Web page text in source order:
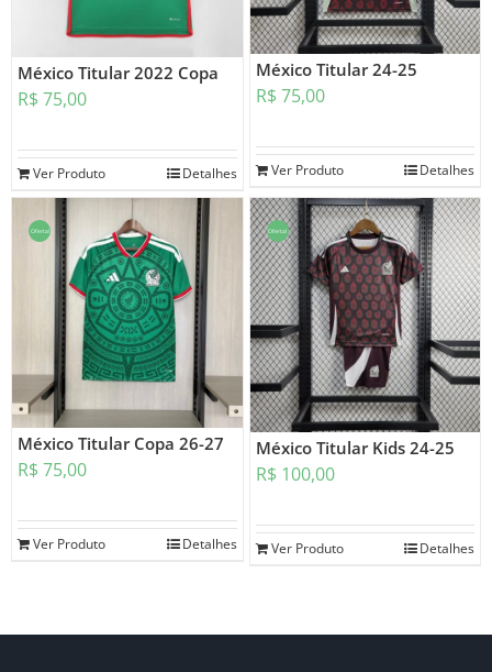
México Titular 2022 Copa
R$ 75,00
Ver Produto Detalhes
México Titular 24-25
R$ 75,00
Ver Produto Detalhes
Oferta!
México Titular Copa 26-27
R$ 75,00
Ver Produto Detalhes
Oferta!
México Titular Kids 24-25
R$ 100,00
Ver Produto Detalhes